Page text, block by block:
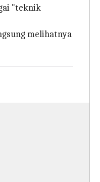
"teknik
melihatnya